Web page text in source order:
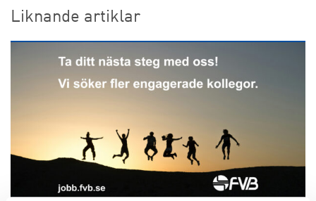
Liknande artiklar